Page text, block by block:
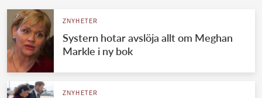
UTLÄNDSKT
VÄRLDENS KUNGAHUS
ZNYHETER
Systern hotar avslöja allt om Meghan
Markle i ny bok
ZNYHETER